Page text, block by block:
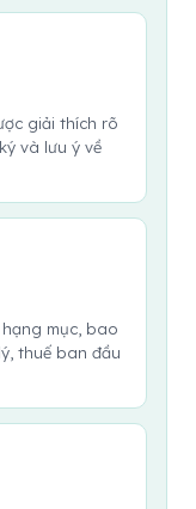
giải thích rõ
và lưu ý về
mục, bao
thuế ban đầu